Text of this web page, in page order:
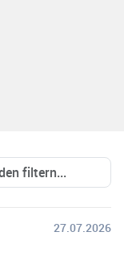
27.07.2026